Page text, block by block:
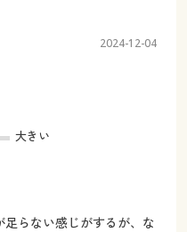
2024-12-04
大きい
らない感じがするが、な